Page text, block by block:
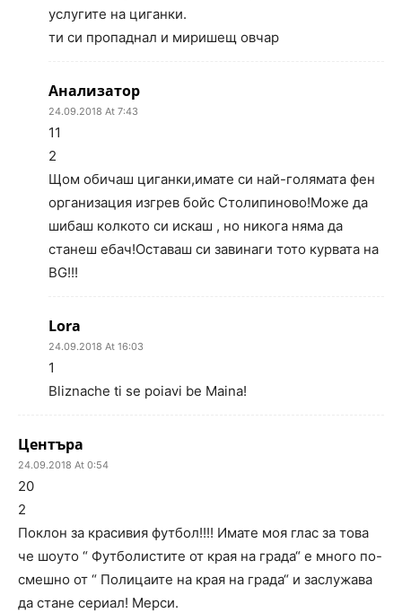
услугите на циганки.
ти си пропаднал и миришещ овчар
Анализатор
24.09.2018 At 7:43
11
2
Щом обичаш циганки,имате си най-голямата фен
организация изгрев бойс Столипиново!Може да
шибаш колкото си искаш , но никога няма да
станеш ебач!Оставаш си завинаги тото курвата на
BG!!!
Lora
24.09.2018 At 16:03
1
Bliznache ti se poiavi be Maina!
Центъра
24.09.2018 At 0:54
20
2
Поклон за красивия футбол!!!! Имате моя глас за това
че шоуто “ Футболистите от края на града“ е много по-
смешно от “ Полицаите на края на града“ и заслужава
да стане сериал! Мерси.